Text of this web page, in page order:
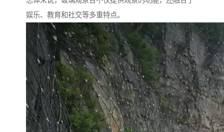
娱乐、教育和社交等多重特点。